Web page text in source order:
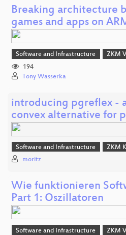
Breaking architecture
games and apps on
Software and Infrastructure ZKM
194
Tony Wasserka
introducing pgreflex -
convex alternative for
Software and Infrastructure ZKM
moritz
Wie funktionieren
Part 1: Oszillatoren
Software and Infrastructure ZKM